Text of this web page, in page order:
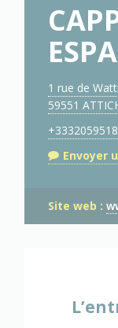
1 rue de
59551
Envoyer
Site web :